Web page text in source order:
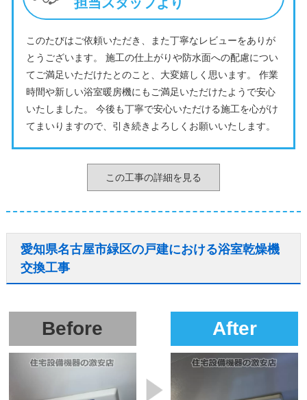
このたびはご依頼いただき、また丁寧なレビューをありが
とうございます。 施工の仕上がりや防水面への配慮につい
てご満足いただけたとのこと、大変嬉しく思います。 作業
時間や新しい浴室暖房機にもご満足いただけたようで安心
いたしました。 今後も丁寧で安心いただける施工を心がけ
てまいりますので、引き続きよろしくお願いいたします。
この工事の詳細を見る
愛知県名古屋市緑区の戸建における浴室乾燥機
交換工事
Before After